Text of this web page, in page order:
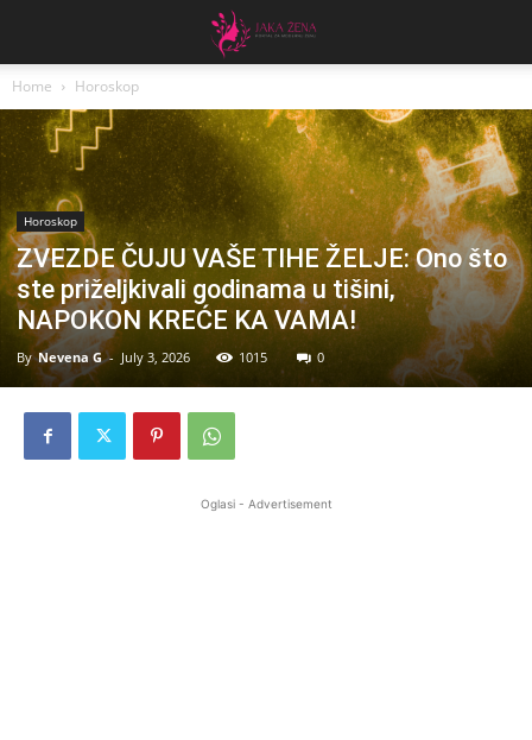
Home Horoskop
Horoskop
ZVEZDE ČUJU VAŠE TIHE ŽELJE: Ono što
ste priželjkivali godinama u tišini,
NAPOKON KREĆE KA VAMA!
By Nevena G - July 3, 2026 1015 0
Oglasi - Advertisement